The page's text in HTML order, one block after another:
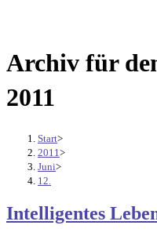
Archiv für
2011
Start>
2011 >
Juni>
12.
Intelligentes